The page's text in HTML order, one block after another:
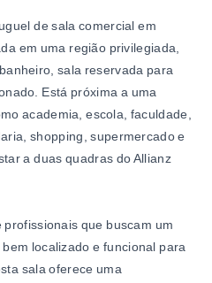
de sala comercial em
em uma região privilegiada,
sala reservada para
Está próxima a uma
academia, escola, faculdade,
shopping, supermercado e
a duas quadras do Allianz
que buscam um
localizado e funcional para
sala oferece uma